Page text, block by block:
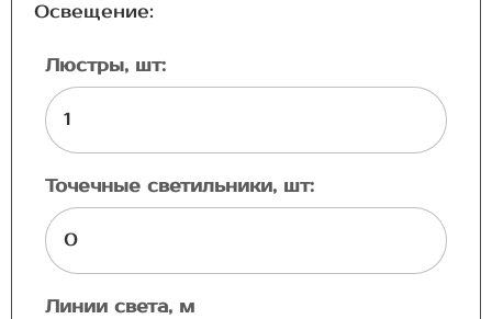
Освещение:
Люстры, шт:
Точечные светильники, шт:
Линии света, м